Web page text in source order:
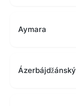
Aymara
Ázerbájdžánský